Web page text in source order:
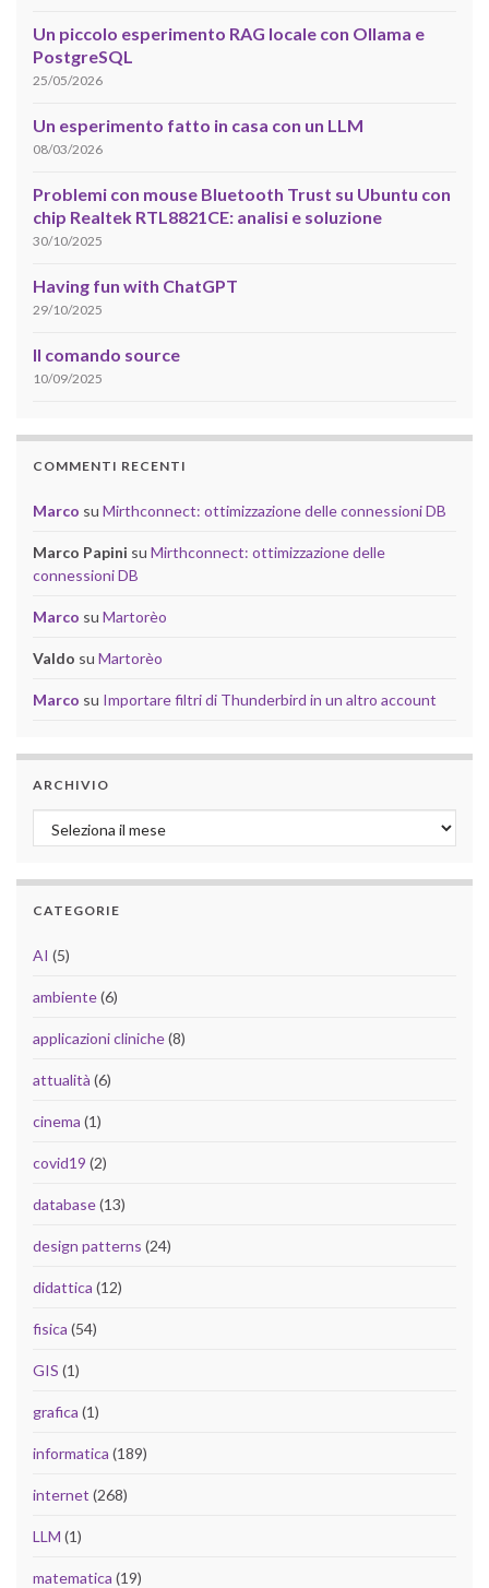
Un piccolo esperimento RAG locale con Ollama e
PostgreSQL
25/05/2026
Un esperimento fatto in casa con un LLM
08/03/2026
Problemi con mouse Bluetooth Trust su Ubuntu con
chip Realtek RTL8821CE: analisi e soluzione
30/10/2025
Having fun with ChatGPT
29/10/2025
Il comando source
10/09/2025
COMMENTI RECENTI
Marco su Mirthconnect: ottimizzazione delle connessioni DB
Marco Papini su Mirthconnect: ottimizzazione delle
connessioni DB
Marco su Martorèo
Valdo su Martorèo
Marco su Importare filtri di Thunderbird in un altro account
ARCHIVIO
Archivio
CATEGORIE
AI (5)
ambiente(6)
applicazioni cliniche(8)
attualità (6)
cinema (1)
covid19 (2)
database(13)
design patterns (24)
didattica (12)
fisica (54)
GIS (1)
grafica (1)
informatica (189)
internet (268)
LLM (1)
matematica (19)